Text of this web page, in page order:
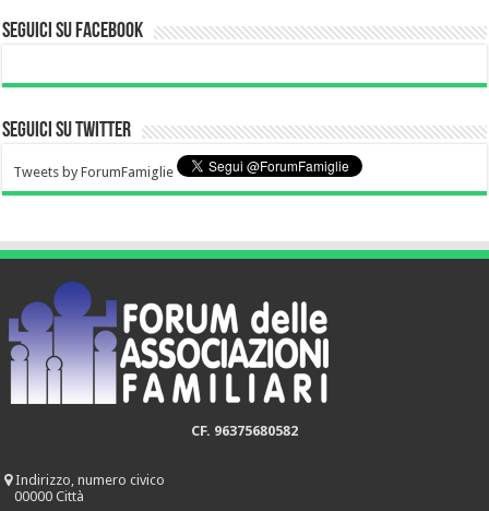
Seguici su Facebook
Seguici su Twitter
Tweets by ForumFamiglie
CF. 96375680582
Indirizzo, numero civico
00000 Città